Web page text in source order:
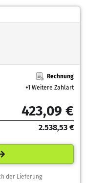
Rechnung
+1 Weitere Zahlart
423,09 €
2.538,53 €
der Lieferung